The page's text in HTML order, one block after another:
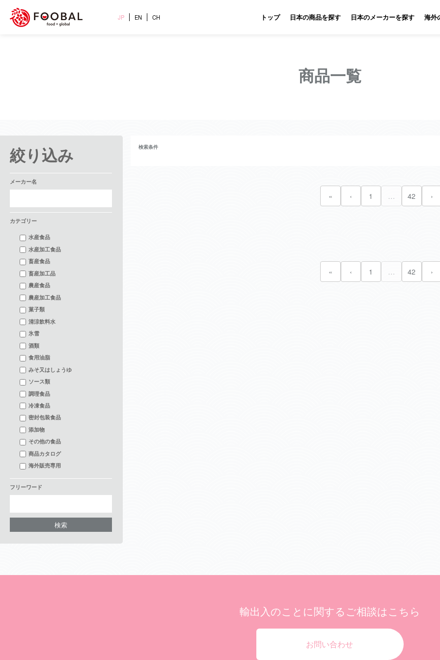
JP EN CH トップ 日本の商品を探す 日本のメーカーを探す 海外
商品一覧
絞り込み
メーカー名
カテゴリー
水産食品
水産加工食品
畜産食品
畜産加工品
農産食品
農産加工食品
菓子類
清涼飲料水
氷雪
酒類
食用油脂
みそ又はしょうゆ
ソース類
調理食品
冷凍食品
密封包装食品
添加物
その他の食品
商品カタログ
海外販売専用
フリーワード
検索条件
« ‹ 1 … 42 ›
« ‹ 1 … 42 ›
輸出入のことに関する ご相談はこちら
お問い合わせ